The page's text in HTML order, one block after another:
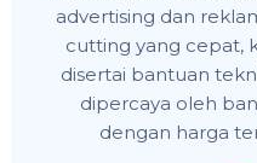
advertising dan
cutting yang cepat,
disertai bantuan
dipercaya oleh
dengan harga